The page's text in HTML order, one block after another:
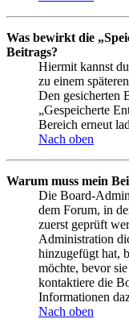
Was bewirkt die
Beitrags?
Hiermit kannst
zu einem
Den gesicherten
„Gespeicherte
Bereich erneut
Nach oben
Warum muss mein
Die Board-
dem Forum, in
zuerst geprüft
Administration
hinzugefügt hat,
möchte, bevor
kontaktiere die
Informationen
Nach oben